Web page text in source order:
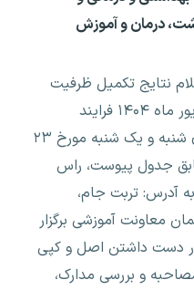
درمان و آموزش
نتایج تکمیل ظرفیت
آزمون استخدامی ۲۷ شهریور ماه ۱۴۰۴ فرایند
مصاحبه از افراد در روزهای شنبه و یک شنبه مورخ ۲۳
ماه ۱۴۰۵، مطابق جدول پیوست، راس
آدرس: تربت جام،
معاونت آموزشی برگزار
در دست داشتن اصل و کپی
و بررسی مدارک،